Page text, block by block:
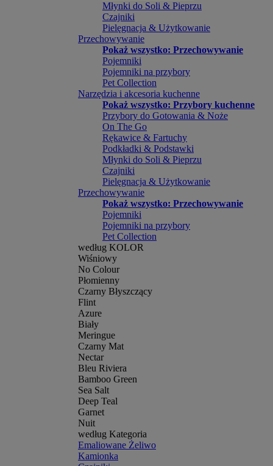
Młynki do Soli & Pieprzu
Czajniki
Pielęgnacja & Użytkowanie
Przechowywanie
Pokaż wszystko: Przechowywanie
Pojemniki
Pojemniki na przybory
Pet Collection
Narzędzia i akcesoria kuchenne
Pokaż wszystko: Przybory kuchenne
Przybory do Gotowania & Noże
On The Go
Rękawice & Fartuchy
Podkładki & Podstawki
Młynki do Soli & Pieprzu
Czajniki
Pielęgnacja & Użytkowanie
Przechowywanie
Pokaż wszystko: Przechowywanie
Pojemniki
Pojemniki na przybory
Pet Collection
według KOLOR
Wiśniowy
No Colour
Płomienny
Czarny Błyszczący
Flint
Azure
Biały
Meringue
Czarny Mat
Nectar
Bleu Riviera
Bamboo Green
Sea Salt
Deep Teal
Garnet
Nuit
według Kategoria
Emaliowane Żeliwo
Kamionka